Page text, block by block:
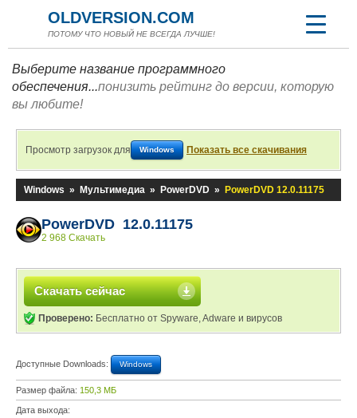
OLDVERSION.COM
ПОТОМУ ЧТО НОВЫЙ НЕ ВСЕГДА ЛУЧШЕ!
Выберите название программного
обеспечения...понизить рейтинг до версии, которую
вы любите!
Просмотр загрузок для Windows Показать все скачивания
Windows » Мультимедиа » PowerDVD » PowerDVD 12.0.11175
PowerDVD 12.0.11175
2 968 Скачать
Скачать сейчас
Проверено: Бесплатно от Spyware, Adware и вирусов
Доступные Downloads: Windows
Размер файла: 150,3 МБ
Дата выхода: